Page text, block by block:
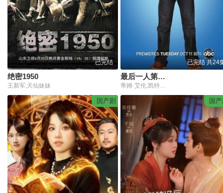
已完结
绝密1950
王新军,天仙妹妹
已完结 共24
最后一人第一季
蒂姆·艾伦,凯特琳·德弗,南希·特拉维斯
国产剧 国